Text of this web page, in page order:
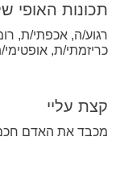
תכונות האופי
רגוע/ה, אכפתי/ת,
כריזמתי/ת,
קצת עליי
מכבד את האדם